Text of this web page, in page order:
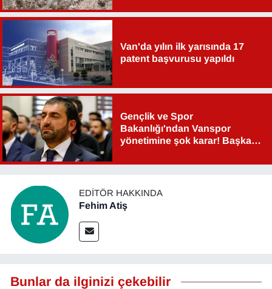
Van'da yılın ilk yarısında 17
patent başvurusu yapıldı
Gençlik ve Spor
Bakanlığı'ndan Vanspor
yönetimine şok karar! Başkan
EDITÖR HAKKINDA
Fehim Atiş
Bunlar da ilginizi çekebilir